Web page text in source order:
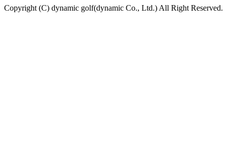
Copyright (C) dynamic golf(dynamic Co., Ltd.) All Right Reserved.